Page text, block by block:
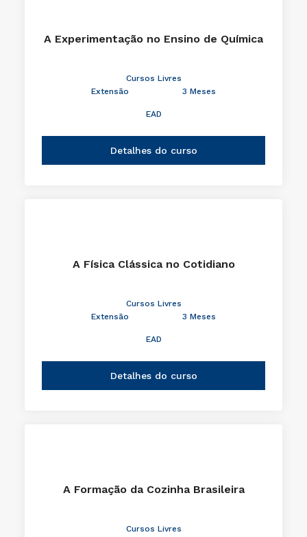
A Experimentação no Ensino de Química
Cursos Livres
Extensão
3 Meses
EAD
Detalhes do curso
A Física Clássica no Cotidiano
Cursos Livres
Extensão
3 Meses
EAD
Detalhes do curso
A Formação da Cozinha Brasileira
Cursos Livres